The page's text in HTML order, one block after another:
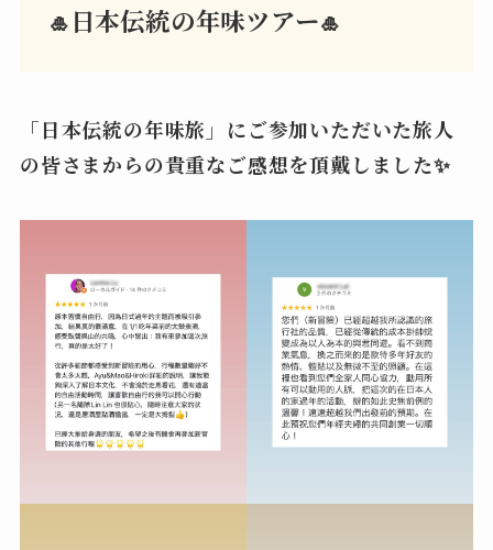
🎍 日本伝統の年味ツアー🎍
「日本伝統の年味旅」にご参加いただいた旅人
の皆さまからの貴重なご感想を頂戴しました✨